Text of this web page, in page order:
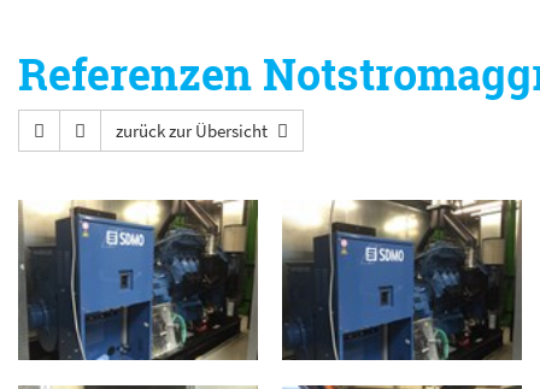
Referenzen
zurück zur Übersicht